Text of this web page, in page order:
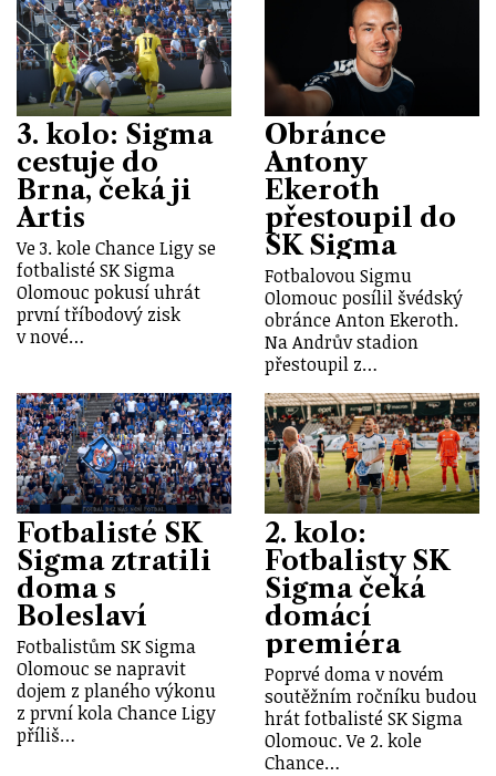
3. kolo: Sigma
cestuje do
Brna, čeká ji
Artis
Ve 3. kole Chance Ligy se
fotbalisté SK Sigma
Olomouc pokusí uhrát
první tříbodový zisk
v nové…
Obránce
Antony
Ekeroth
přestoupil do
SK Sigma
Fotbalovou Sigmu
Olomouc posílil švédský
obránce Anton Ekeroth.
Na Andrův stadion
přestoupil z…
Fotbalisté SK
Sigma ztratili
doma s
Boleslaví
Fotbalistům SK Sigma
Olomouc se napravit
dojem z planého výkonu
z první kola Chance Ligy
příliš…
2. kolo:
Fotbalisty SK
Sigma čeká
domácí
premiéra
Poprvé doma v novém
soutěžním ročníku budou
hrát fotbalisté SK Sigma
Olomouc. Ve 2. kole
Chance…